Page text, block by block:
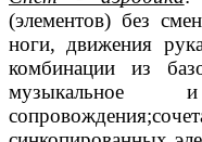
(элементов) без
ноги, движения
комбинации из
музыкальное